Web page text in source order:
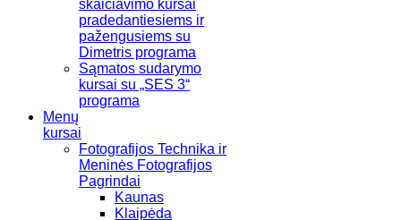
skaičiavimo kursai
pradedantiesiems ir
pažengusiems su
Dimetris programa
Sąmatos sudarymo
kursai su „SES 3“
programa
Menų
kursai
Fotografijos Technika ir
Meninės Fotografijos
Pagrindai
Kaunas
Klaipėda